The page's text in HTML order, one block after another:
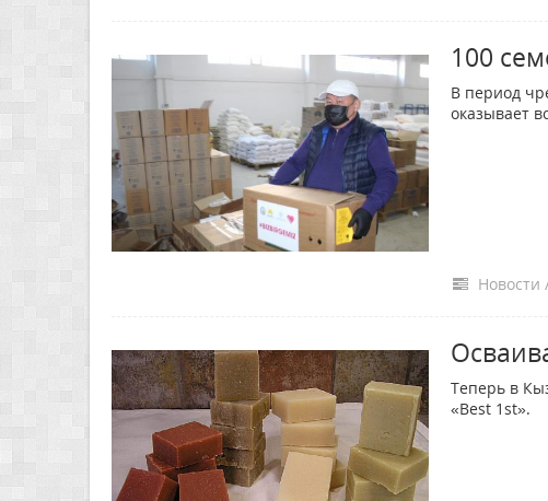
100
В период
оказывает
Новости
Теперь в
«Best 1st».